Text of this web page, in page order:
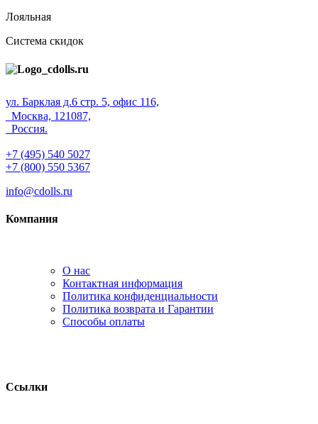
Лояльная
Система скидок
ул. Барклая д.6 стр. 5, офис 116,
Москва, 121087,
Россия.
+7 (495) 540 5027
+7 (800) 550 5367
info@cdolls.ru
Компания
О нас
Контактная информация
Политика конфиденциальности
Политика возврата и Гарантии
Способы оплаты
Ссылки